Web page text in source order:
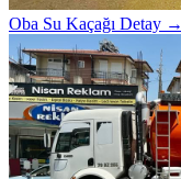
Oba Su Kaçağı Detay →